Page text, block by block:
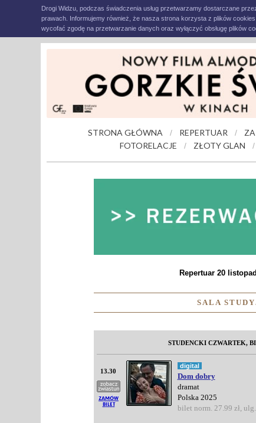
Drogi Widzu, podczas świadczenia usług przetwarzamy dostarczane
prawach. Informujemy również, że nasza strona korzysta z plików
wycofać zgodę na przetwarzanie danych oraz wyłączyć obsługę plików
STRONA GŁÓWNA / REPERTUAR /
FOTORELACJE
/ ZŁOTY GLAN /
Repertuar 20
SALA
STUDENCKI CZWARTEK,
13.30
digital
Dom dobry
dramat
Polska 2025
bilet norm. 27.99 zł,